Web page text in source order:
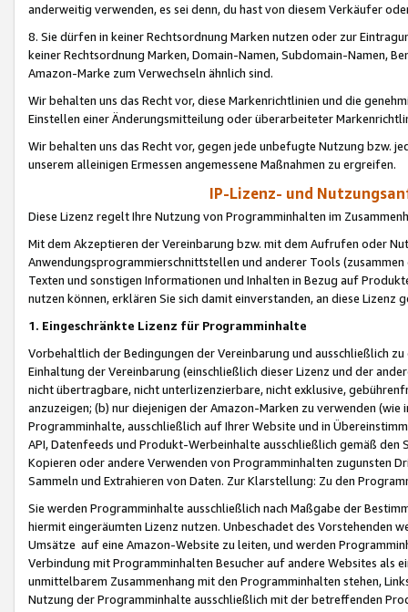
anderweitig verwenden, es sei denn, du hast von diesem Verkäufer
8. Sie dürfen in keiner Rechtsordnung Marken nutzen oder zur
keiner Rechtsordnung Marken, Domain-Namen, Subdomain-Namen,
Amazon-Marke zum Verwechseln ähnlich sind.
Wir behalten uns das Recht vor, diese Markenrichtlinien und die
Einstellen einer Änderungsmitteilung oder überarbeiteter
Wir behalten uns das Recht vor, gegen jede unbefugte Nutzung bzw.
unserem alleinigen Ermessen angemessene Maßnahmen zu ergreifen.
IP-Lizenz- und
Diese Lizenz regelt Ihre Nutzung von Programminhalten im
Mit dem Akzeptieren der Vereinbarung bzw. mit dem Aufrufen oder
Anwendungsprogrammierschnittstellen und anderer Tools (zusammen
Texten und sonstigen Informationen und Inhalten in Bezug auf
nutzen können, erklären Sie sich damit einverstanden, an diese Lizenz
1. Eingeschränkte Lizenz für Programminhalte
Vorbehaltlich der Bedingungen der Vereinbarung und ausschließlich
Einhaltung der Vereinbarung (einschließlich dieser Lizenz und der
nicht übertragbare, nicht unterlizenzierbare, nicht exklusive,
anzuzeigen; (b) nur diejenigen der Amazon-Marken zu verwenden
Programminhalte, ausschließlich auf Ihrer Website und in
API, Datenfeeds und Produkt-Werbeinhalte ausschließlich gemäß
Kopieren oder andere Verwenden von Programminhalten zugunsten
Sammeln und Extrahieren von Daten. Zur Klarstellung: Zu den
Sie werden Programminhalte ausschließlich nach Maßgabe der
hiermit eingeräumten Lizenz nutzen. Unbeschadet des Vorstehenden
Umsätze auf eine Amazon-Website zu leiten, und werden
Verbindung mit Programminhalten Besucher auf andere Websites als
unmittelbarem Zusammenhang mit den Programminhalten stehen,
Nutzung der Programminhalte ausschließlich mit der betreffenden